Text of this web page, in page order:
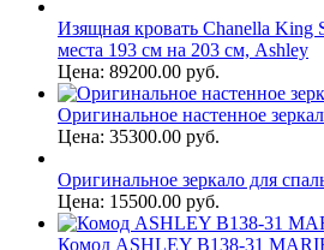
Изящная кровать Chanella King
места 193 см на 203 см, Ashley
Цена: 89200.00 руб.
Оригинальное настенное
Цена: 35300.00 руб.
Оригинальное зеркало для
Цена: 15500.00 руб.
Комод ASHLEY B138-31